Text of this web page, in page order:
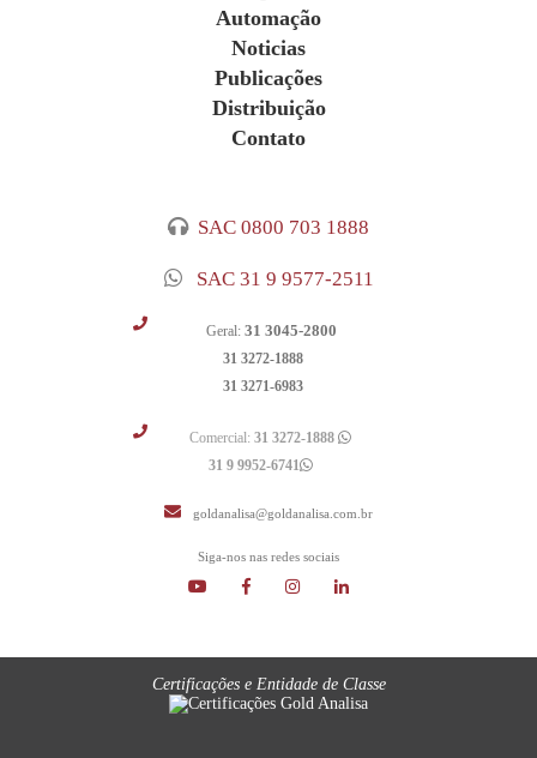
Automação
Noticias
Publicações
Distribuição
Contato
SAC 0800 703 1888
SAC 31 9 9577-2511
Geral:31 3045-2800
31 3272-1888
31 3271-6983
Comercial: 31 3272-1888
31 9 9952-6741
goldanalisa@goldanalisa.com.br
Siga-nos nas redes sociais
Certificações e Entidade de Classe